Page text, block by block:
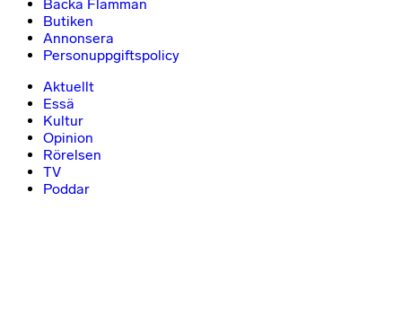
Backa Flamman
Butiken
Annonsera
Personuppgiftspolicy
Aktuellt
Essä
Kultur
Opinion
Rörelsen
TV
Poddar